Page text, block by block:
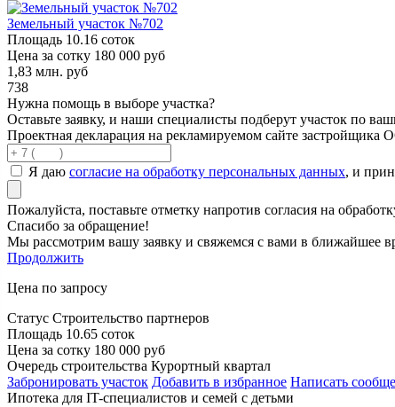
Земельный участок №702
Площадь 10.16 соток
Цена за сотку 180 000 руб
1,83 млн. руб
738
Нужна помощь в выборе участка?
Оставьте заявку, и наши специалисты подберут участок по
Проектная декларация на рекламируемом сайте
Я даю согласие на обработку персональных данных, и
Пожалуйста, поставьте отметку напротив согласия на
Спасибо за обращение!
Мы рассмотрим вашу заявку и свяжемся с вами в ближайшее
Продолжить
Цена по запросу
Статус Строительство партнеров
Площадь 10.65 соток
Цена за сотку 180 000 руб
Очередь строительства Курортный квартал
Забронировать участок Добавить в избранное Написать
Ипотека для IT-специалистов и семей с детьми